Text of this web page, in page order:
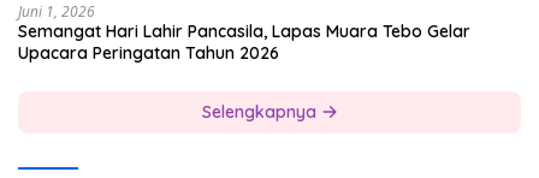
Juni 1, 2026
Semangat Hari Lahir Pancasila, Lapas Muara Tebo Gelar
Upacara Peringatan Tahun 2026
Selengkapnya